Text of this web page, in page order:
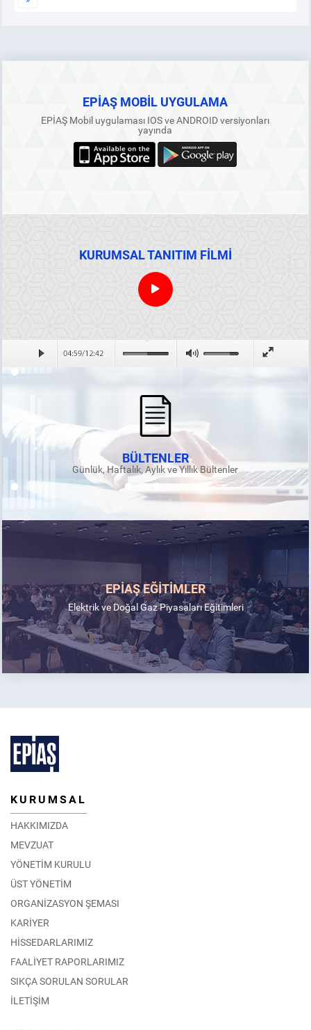
EPİAŞ MOBİL UYGULAMA
EPİAŞ Mobil uygulaması IOS ve ANDROID versiyonları
yayında
KURUMSAL TANITIM FİLMİ
BÜLTENLER
Günlük, Haftalık, Aylık ve Yıllık Bültenler
EPİAŞ EĞİTİMLER
Elektrik ve Doğal Gaz Piyasaları Eğitimleri
KURUMSAL
HAKKIMIZDA
MEVZUAT
YÖNETİM KURULU
ÜST YÖNETİM
ORGANİZASYON ŞEMASI
KARİYER
HİSSEDARLARIMIZ
FAALİYET RAPORLARIMIZ
SIKÇA SORULAN SORULAR
İLETİŞİM